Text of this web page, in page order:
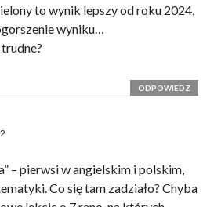
to wynik lepszy od roku 2024,
wyniku…
ODPOWIEDZ
– pierwsi w angielskim i polskim,
Co się tam zadziało? Chyba